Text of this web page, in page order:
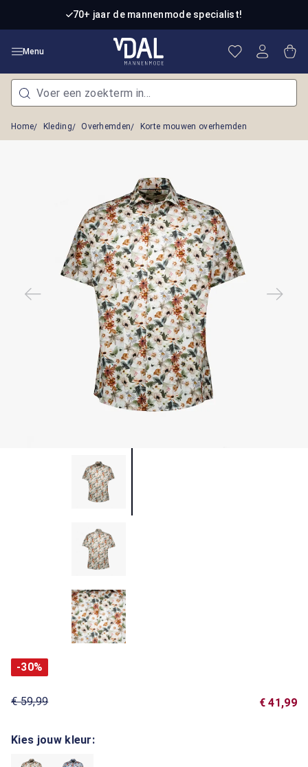
Ga naar de hoofdinhoud70+ jaar de mannenmode specialist!
Menu Je hebt 0
Home Kleding Overhemden Korte mouwen overhemden
-30%
€ 59,99 € 41,99
Kies jouw kleur: